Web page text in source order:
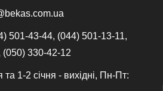
501-43-44, (044) 501-13-11,
(050) 330-42-12
та 1-2 січня - вихідні, Пн-Пт: